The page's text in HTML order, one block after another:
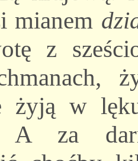
mianem
z
żyją w
A za